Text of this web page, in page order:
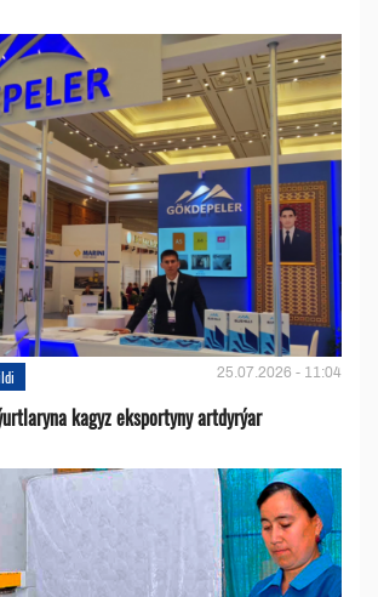
25.07.2026 - 11:04
kagyz eksportyny artdyrýar